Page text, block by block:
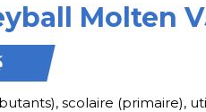
Molten
scolaire (primaire),